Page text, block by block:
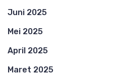
Juni 2025
Mei 2025
April 2025
Maret 2025